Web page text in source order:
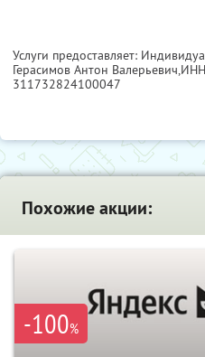
Услуги предоставляет:
Герасимов Антон Валерьевич,
311732824100047
Похожие акции:
-100%